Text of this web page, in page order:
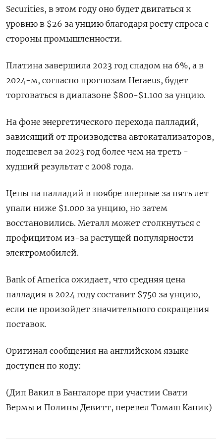
Securities, в этом году оно будет двигаться к
уровню в $26 за унцию благодаря росту спроса с
стороны промышленности.
Платина завершила 2023 год спадом на 6%, а в
2024-м, согласно прогнозам Heraeus, будет
торговаться в диапазоне $800-$1.100 за унцию.
На фоне энергетического перехода палладий,
зависящий от производства автокатализаторов,
подешевел за 2023 год более чем на треть -
худший результат с 2008 года.
Цены на палладий в ноябре впервые за пять лет
упали ниже $1.000 за унцию, но затем
восстановились. Металл может столкнуться с
профицитом из-за растущей популярности
электромобилей.
Bank of America ожидает, что средняя цена
палладия в 2024 году составит $750 за унцию,
если не произойдет значительного сокращения
поставок.
Оригинал сообщения на английском языке
доступен по коду:
(Дип Вакил в Бангалоре при участии Свати
Вермы и Полины Девитт, перевел Томаш Каник)